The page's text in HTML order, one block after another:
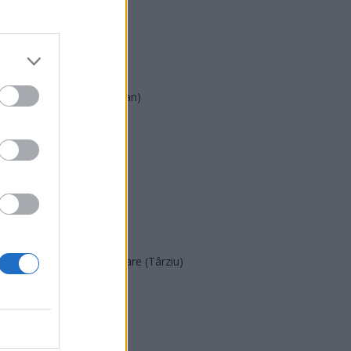
Forța Dreptei (L. Orban)
REPER
SOS (Șoșoacă)
POT (Gavrilă)
Acțiunea Conservatoare (Târziu)
PUSL (D. Voiculescu)